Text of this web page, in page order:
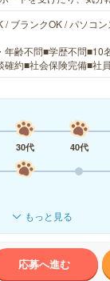
/ ブランクOK / パソコ
年齢不問■学歴不問■10
確約■社会保険完備■社
30代 40代
もっと見る
応募へ進む